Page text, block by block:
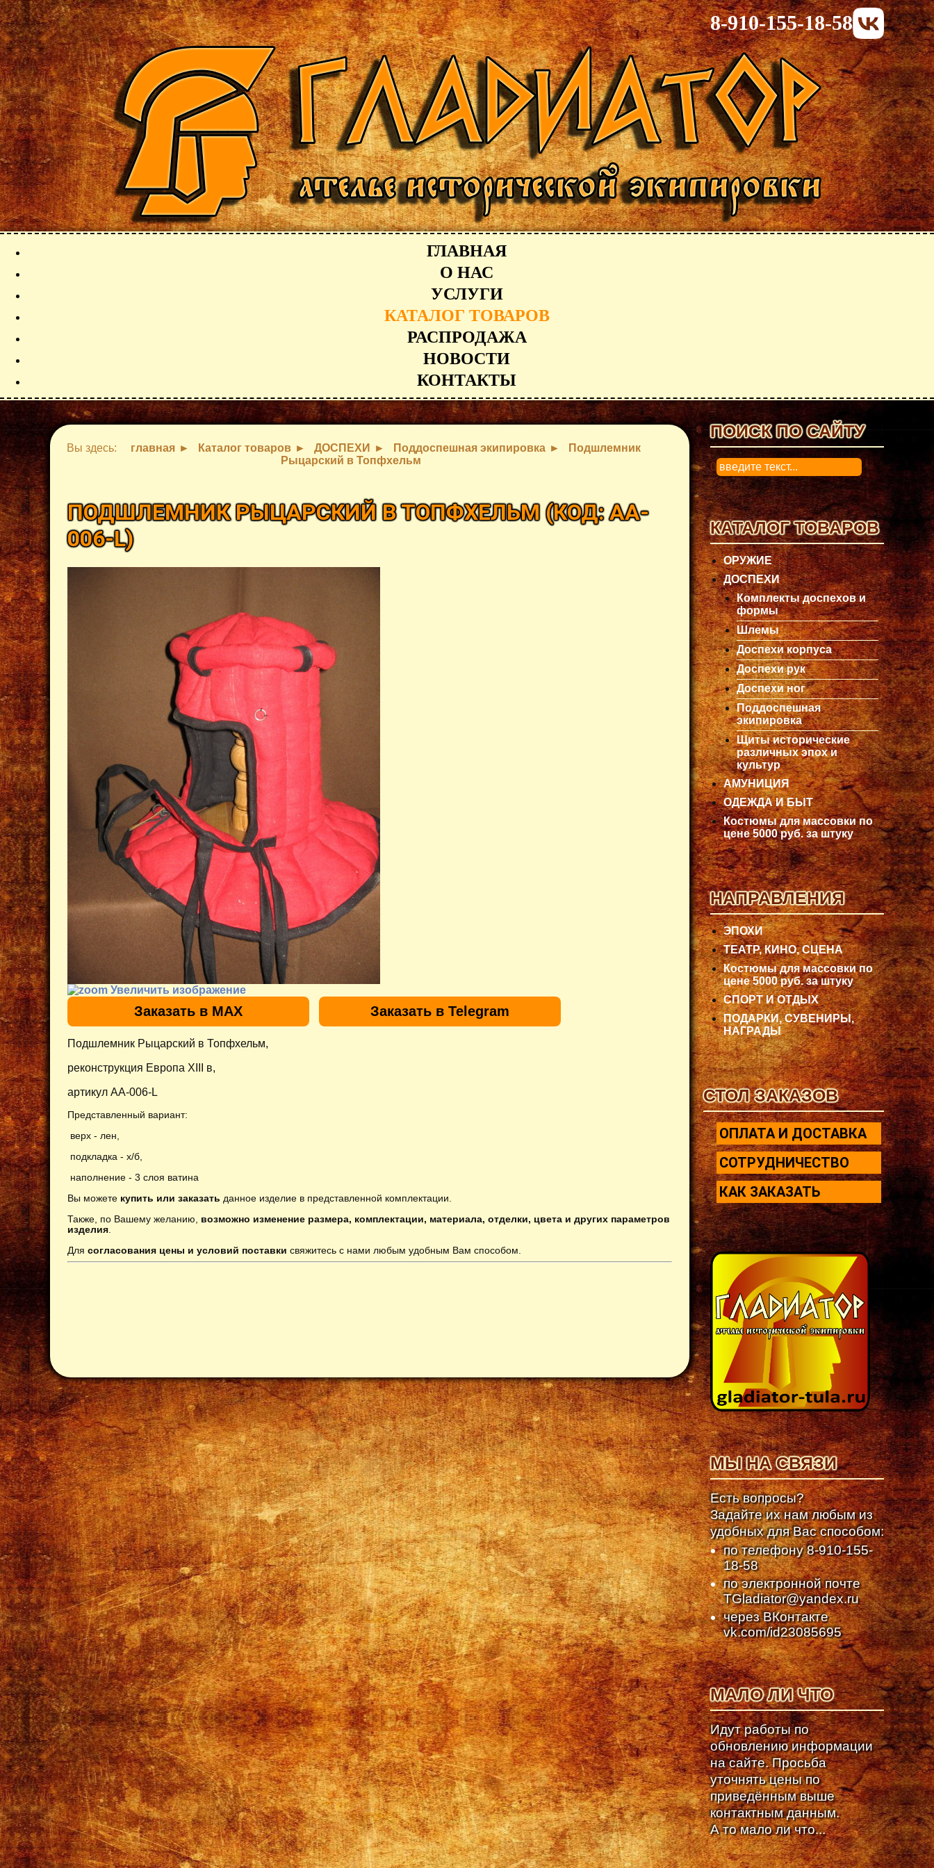
8-910-155-18-58
ГЛАВНАЯ
О НАС
УСЛУГИ
КАТАЛОГ ТОВАРОВ
РАСПРОДАЖА
НОВОСТИ
КОНТАКТЫ
Вы здесь: главная Каталог товаров ДОСПЕХИ Поддоспешная экипировка
Подшлемник
Рыцарский в Топфхельм
ПОДШЛЕМНИК РЫЦАРСКИЙ В ТОПФХЕЛЬМ(КОД:AA-
006-L)
Увеличить изображение
Заказать в MAX Заказать в Telegram
Подшлемник Рыцарский в Топфхельм,
реконструкция Европа XIII в,
артикул AA-006-L
Представленный вариант:
верх - лен,
подкладка - х/б,
наполнение - 3 слоя ватина
Вы можете купить или заказать данное изделие в представленной комплектации.
Также, по Вашему желанию, возможно изменение размера, комплектации, материала, отделки, цвета и других параметров
изделия
Для согласования цены и условий поставки свяжитесь с нами любым удобным Вам способом.
ПОИСК ПО САЙТУ
0
КАТАЛОГ ТОВАРОВ
ОРУЖИЕ
ДОСПЕХИ
Комплекты доспехов и
формы
Шлемы
Доспехи корпуса
Доспехи рук
Доспехи ног
Поддоспешная
экипировка
Щиты исторические
различных эпох и
культур
АМУНИЦИЯ
ОДЕЖДА И БЫТ
Костюмы для массовки по
цене 5000 руб. за штуку
НАПРАВЛЕНИЯ
ЭПОХИ
ТЕАТР, КИНО, СЦЕНА
Костюмы для массовки по
цене 5000 руб. за штуку
СПОРТ И ОТДЫХ
ПОДАРКИ, СУВЕНИРЫ,
НАГРАДЫ
СТОЛ ЗАКАЗОВ
ОПЛАТА И ДОСТАВКА
СОТРУДНИЧЕСТВО
КАК ЗАКАЗАТЬ
МЫ НА СВЯЗИ
Есть вопросы?
Задайте их нам любым из
удобных для Вас способом:
по телефону8-910-155-
18-58
по электронной почте
TGladiator@yandex.ru
через ВКонтакте
vk.com/id23085695
МАЛО ЛИ ЧТО
Идут работы по
обновлению информации
на сайте. Просьба
уточнять цены по
приведённым выше
контактным данным.
А то мало ли что...